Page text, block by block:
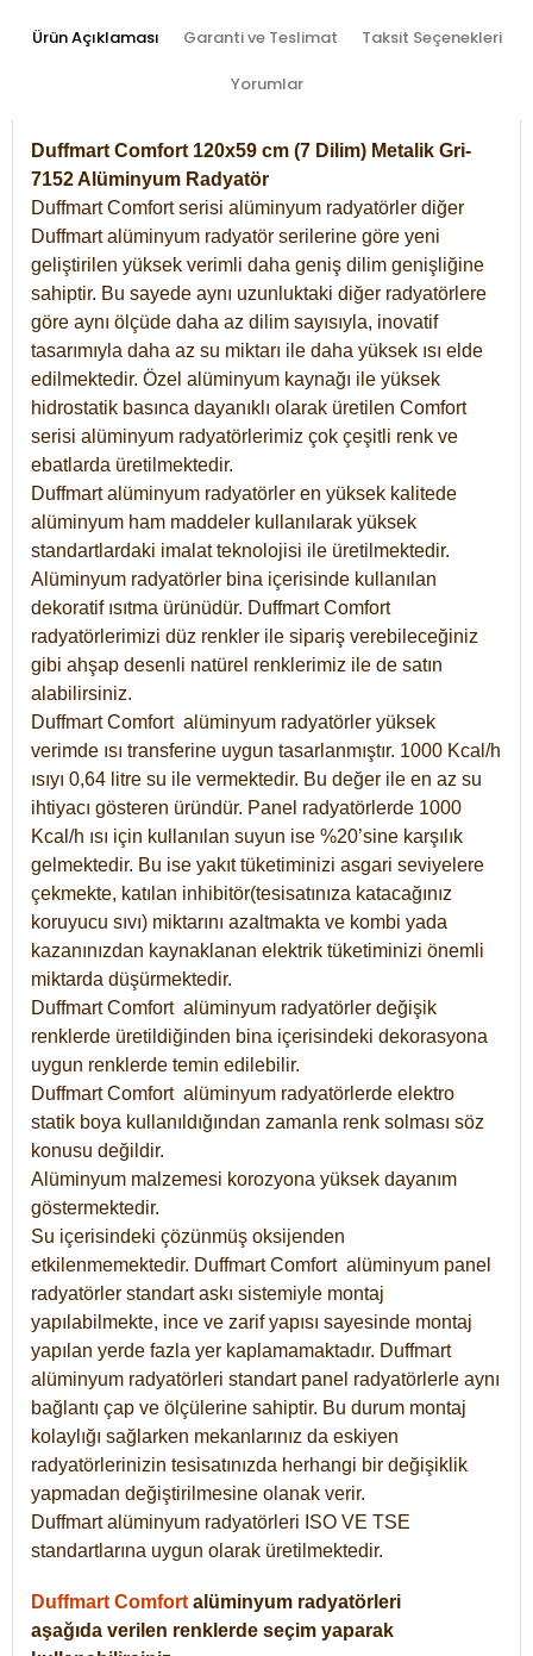
Ürün Açıklaması Garanti ve Teslimat Taksit Seçenekleri
Yorumlar
Duffmart Comfort 120x59 cm (7 Dilim) Metalik Gri-
7152 Alüminyum Radyatör
Duffmart Comfort serisi alüminyum radyatörler diğer
Duffmart alüminyum radyatör serilerine göre yeni
geliştirilen yüksek verimli daha geniş dilim genişliğine
sahiptir. Bu sayede aynı uzunluktaki diğer radyatörlere
göre aynı ölçüde daha az dilim sayısıyla, inovatif
tasarımıyla daha az su miktarı ile daha yüksek ısı elde
edilmektedir. Özel alüminyum kaynağı ile yüksek
hidrostatik basınca dayanıklı olarak üretilen Comfort
serisi alüminyum radyatörlerimiz çok çeşitli renk ve
ebatlarda üretilmektedir.
Duffmart alüminyum radyatörler en yüksek kalitede
alüminyum ham maddeler kullanılarak yüksek
standartlardaki imalat teknolojisi ile üretilmektedir.
Alüminyum radyatörler bina içerisinde kullanılan
dekoratif ısıtma ürünüdür. Duffmart Comfort
radyatörlerimizi düz renkler ile sipariş verebileceğiniz
gibi ahşap desenli natürel renklerimiz ile de satın
alabilirsiniz.
Duffmart Comfort alüminyum radyatörler yüksek
verimde ısı transferine uygun tasarlanmıştır. 1000 Kcal/h
ısıyı 0,64 litre su ile vermektedir. Bu değer ile en az su
ihtiyacı gösteren üründür. Panel radyatörlerde 1000
Kcal/h ısı için kullanılan suyun ise %20’sine karşılık
gelmektedir. Bu ise yakıt tüketiminizi asgari seviyelere
çekmekte, katılan inhibitör(tesisatınıza katacağınız
koruyucu sıvı) miktarını azaltmakta ve kombi yada
kazanınızdan kaynaklanan elektrik tüketiminizi önemli
miktarda düşürmektedir.
Duffmart Comfort alüminyum radyatörler değişik
renklerde üretildiğinden bina içerisindeki dekorasyona
uygun renklerde temin edilebilir.
DuffmartComfort alüminyum radyatörlerde elektro
statik boya kullanıldığından zamanla renk solması söz
konusu değildir.
Alüminyum malzemesi korozyona yüksek dayanım
göstermektedir.
Su içerisindeki çözünmüş oksijenden
etkilenmemektedir. DuffmartComfort alüminyum panel
radyatörler standart askı sistemiyle montaj
yapılabilmekte, ince ve zarif yapısı sayesinde montaj
yapılan yerde fazla yer kaplamamaktadır. Duffmart
alüminyum radyatörleri standart panel radyatörlerle aynı
bağlantı çap ve ölçülerine sahiptir. Bu durum montaj
kolaylığı sağlarken mekanlarınız da eskiyen
radyatörlerinizin tesisatınızda herhangi bir değişiklik
yapmadan değiştirilmesine olanak verir.
Duffmart alüminyum radyatörleri ISO VE TSE
standartlarına uygun olarak üretilmektedir.
Duffmart Comfort alüminyum radyatörleri
aşağıda verilen renklerde seçim yaparak